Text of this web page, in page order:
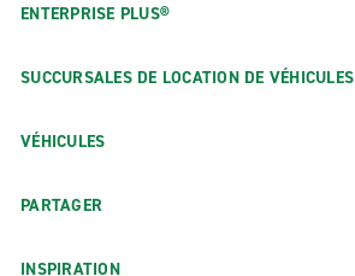
ENTERPRISE PLUS®
SUCCURSALES DE LOCATION DE VÉHICULES
VÉHICULES
PARTAGER
INSPIRATION